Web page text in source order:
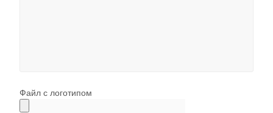
Файл с логотипом